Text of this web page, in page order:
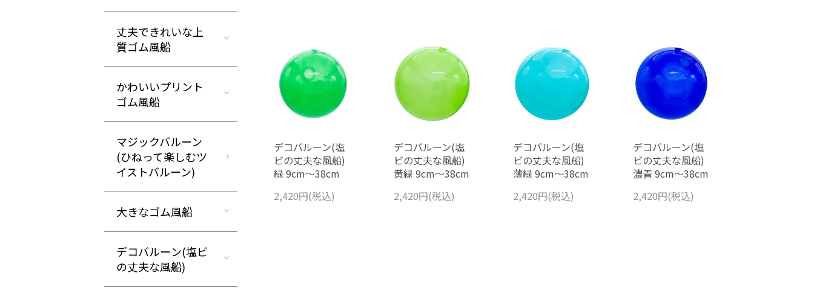
デコバルーン(塩
ビの丈夫な風船)
緑 9cm～38cm
2,420円(税込)
デコバルーン(塩
ビの丈夫な風船)
黄緑 9cm～38cm
2,420円(税込)
デコバルーン(塩
ビの丈夫な風船)
薄緑 9cm～38cm
2,420円(税込)
デコバルーン(塩
ビの丈夫な風船)
濃青 9cm～38cm
2,420円(税込)
丈夫できれいな上
質ゴム風船
かわいいプリント
ゴム風船
マジックバルーン
(ひねって楽しむツ
イストバルーン)
大きなゴム風船
デコバルーン(塩ビ
の丈夫な風船)